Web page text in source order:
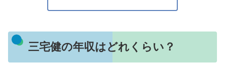
三宅健の年収はどれくらい？